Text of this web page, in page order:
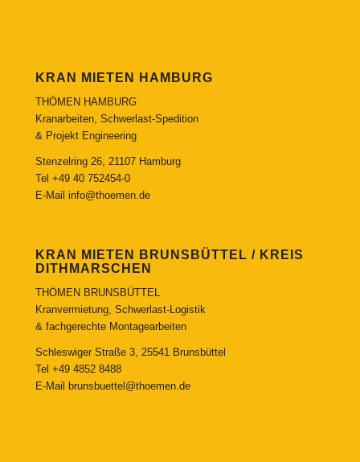
KRAN MIETEN HAMBURG
THÖMEN HAMBURG
Kranarbeiten, Schwerlast-Spedition
& Projekt Engineering
Stenzelring 26, 21107 Hamburg
Tel +49 40 752454-0
E-Mail info@thoemen.de
KRAN MIETEN BRUNSBÜTTEL / KREIS
DITHMARSCHEN
THÖMEN BRUNSBÜTTEL
Kranvermietung, Schwerlast-Logistik
& fachgerechte Montagearbeiten
Schleswiger Straße 3, 25541 Brunsbüttel
Tel +49 4852 8488
E-Mail
brunsbuettel@thoemen.de